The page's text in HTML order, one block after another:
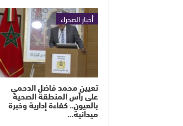
أخبار الصحراء
تعيين محمد فاضل الدحمي
على رأس المنطقة الصحية
بالعيون.. كفاءة إدارية وخبرة
ميدانية…